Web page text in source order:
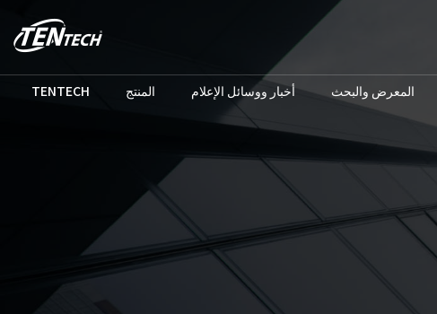
TENTECH المنتج أخبار ووسائل الإعلام المعرض والبحث